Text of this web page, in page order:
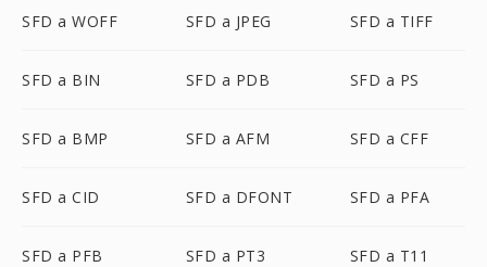
SFD a WOFF SFD a JPEG SFD a TIFF
SFD a BIN SFD a PDB SFD a PS
SFD a BMP SFD a AFM SFD a CFF
SFD a CID SFD a DFONT SFD a PFA
SFD a PFB SFD a PT3 SFD a T11